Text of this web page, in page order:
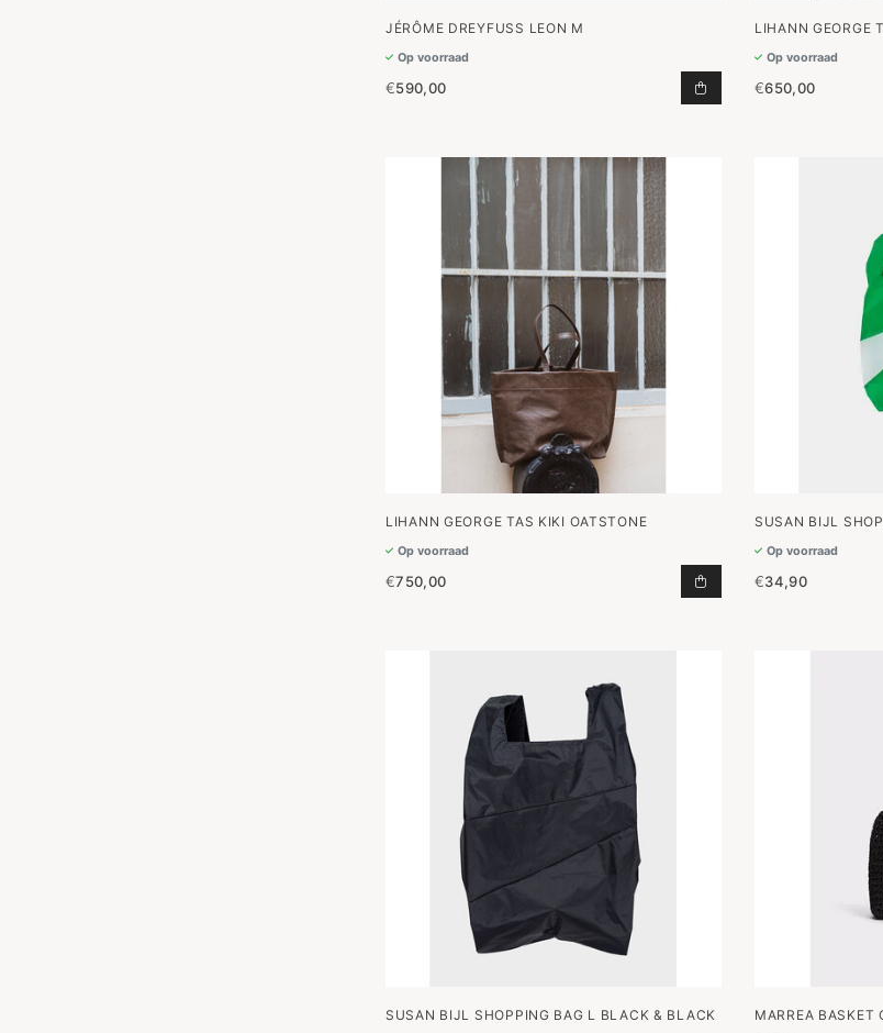
JÉRÔME DREYFUSS LEON M
Op voorraad
€590,00 LEON M TOEVOEGEN
LIHANN GEORGE
Op voorraad
€650,00
LIHANN GEORGE TAS KIKI OATSTONE
Op voorraad
€750,00 TAS KIKI OATSTONE
SUSAN BIJL
Op voorraad
€34,90
SUSAN BIJL SHOPPING BAG L BLACK & BLACK
MARREA BASKET